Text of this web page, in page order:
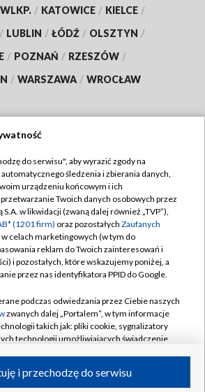
/ KATOWICE / KIELCE /
/ LUBLIN / ŁÓDŹ / OLSZTYN /
/ POZNAŃ / RZESZÓW /
/ WARSZAWA / WROCŁAW
TVP
TVP
Cyfrowa
Regulamin TVP
Polityka prywatności
Moje zgody
Pomoc
Kontakt
Kanały
do serwisu", aby wyrazić zgody na
śledzenia i zbierania danych,
urządzeniu końcowym i ich
Twoich danych osobowych przez
w likwidacji (zwaną dalej również „TVP”),
(1201 firm) oraz pozostałych Zaufanych
w celach marketingowych (w tym do
reklam do Twoich zainteresowań i
i pozostałych, które wskazujemy poniżej, a
przez nas identyfikatora PPID do Google.
podczas odwiedzania przez Ciebie naszych
zwanych dalej „Portalem”, w tym informacje
takich jak: pliki cookie, sygnalizatory
technologii umożliwiających świadczenie
i przechodzę do serwisu